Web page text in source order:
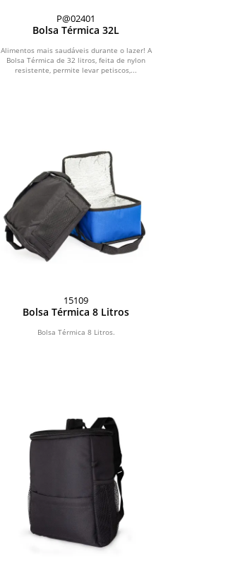
P@02401
Bolsa Térmica 32L
Alimentos mais saudáveis durante o lazer! A
Bolsa Térmica de 32 litros, feita de nylon
resistente, permite levar petiscos,...
15109
Bolsa Térmica 8 Litros
Bolsa Térmica 8 Litros.